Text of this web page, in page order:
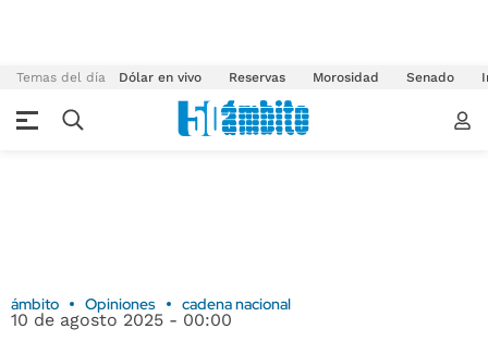
Temas del día Dólar en vivo Reservas Morosidad Senado
ámbito Opiniones cadena nacional
10 de agosto 2025 - 00:00